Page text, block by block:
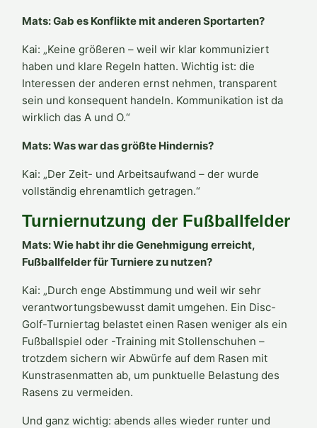
Mats: Gab es Konflikte mit anderen Sportarten?
Kai: „Keine größeren – weil wir klar kommuniziert
haben und klare Regeln hatten. Wichtig ist: die
Interessen der anderen ernst nehmen, transparent
sein und konsequent handeln. Kommunikation ist da
wirklich das A und O.“
Mats: Was war das größte Hindernis?
Kai: „Der Zeit- und Arbeitsaufwand – der wurde
vollständig ehrenamtlich getragen.“
Turniernutzung der Fußballfelder
Mats: Wie habt ihr die Genehmigung erreicht,
Fußballfelder für Turniere zu nutzen?
Kai: „Durch enge Abstimmung und weil wir sehr
verantwortungsbewusst damit umgehen. Ein Disc-
Golf-Turniertag belastet einen Rasen weniger als ein
Fußballspiel oder -Training mit Stollenschuhen –
trotzdem sichern wir Abwürfe auf dem Rasen mit
Kunstrasenmatten ab, um punktuelle Belastung des
Rasens zu vermeiden.
Und ganz wichtig: abends alles wieder runter und